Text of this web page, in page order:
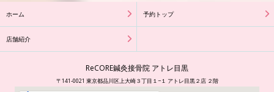
ホーム 予約トップ
店舗紹介
ReCORE鍼灸接骨院 アトレ目黒
〒141-0021 東京都品川区上大崎３丁目１−１ アトレ目黒２店 ２階